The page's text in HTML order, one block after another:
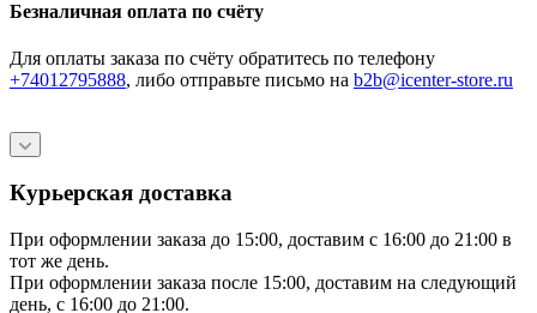
Безналичная оплата по счёту
Для оплаты заказа по счёту обратитесь по телефону
+74012795888, либо отправьте письмо на b2b@icenter-store.ru
Курьерская доставка
При оформлении заказа до 15:00, доставим с 16:00 до 21:00 в
тот же день.
При оформлении заказа после 15:00, доставим на следующий
день, с 16:00 до 21:00.